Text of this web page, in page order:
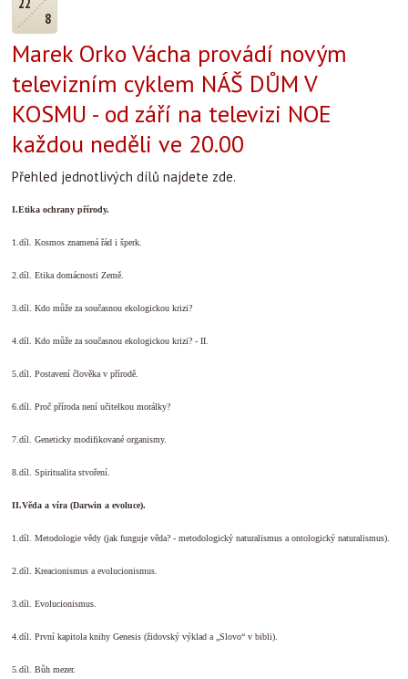
8
Marek Orko Vácha provádí novým
televizním cyklem NÁŠ DŮM V
KOSMU - od září na televizi NOE
každou neděli ve 20.00
Přehled jednotlivých dílů najdete zde.
I.Etika ochrany přírody.
1.díl. Kosmos znamená řád i šperk.
2.díl. Etika domácnosti Země.
3.díl. Kdo může za současnou ekologickou krizi?
4.díl. Kdo může za současnou ekologickou krizi? - II.
5.díl. Postavení člověka v přírodě.
6.díl. Proč příroda není učitelkou morálky?
7.díl. Geneticky modifikované organismy.
8.díl. Spiritualita stvoření.
II.Věda a víra (Darwin a evoluce).
1.díl. Metodologie vědy (jak funguje věda? - metodologický naturalismus a ontologický naturalismus).
2.díl. Kreacionismus a evolucionismus.
3.díl. Evolucionismus.
4.díl. První kapitola knihy Genesis (židovský výklad a „Slovo“ v bibli).
5.díl. Bůh mezer.